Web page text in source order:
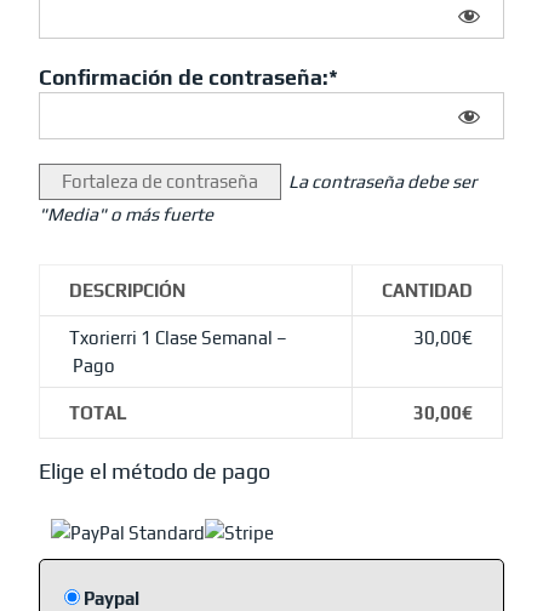
Confirmación de contraseña:*
Fortaleza de contraseña
La contraseña debe ser
"Media" o más fuerte
DESCRIPCIÓN CANTIDAD
Txorierri 1 Clase Semanal –
Pago
30,00€
TOTAL 30,00€
Elige el método de pago
Paypal